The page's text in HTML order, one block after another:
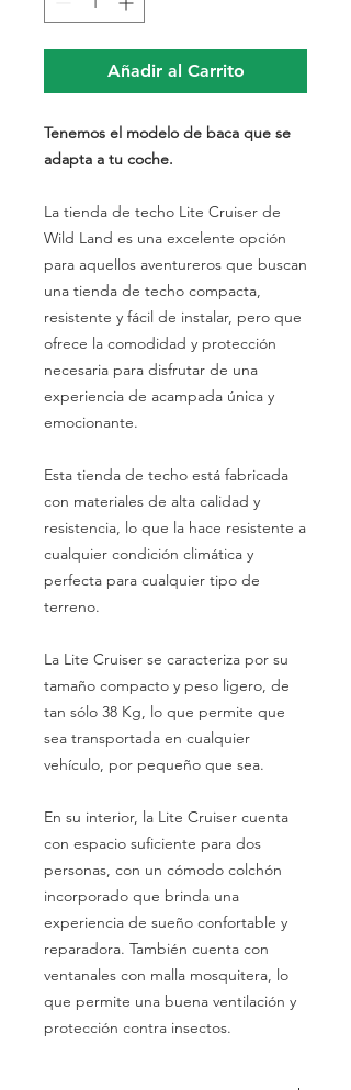
Añadir al Carrito
Tenemos el modelo de baca que se
adapta a tu coche.
La tienda de techo Lite Cruiser de
Wild Land es una excelente opción
para aquellos aventureros que buscan
una tienda de techo compacta,
resistente y fácil de instalar, pero que
ofrece la comodidad y protección
necesaria para disfrutar de una
experiencia de acampada única y
emocionante.
Esta tienda de techo está fabricada
con materiales de alta calidad y
resistencia, lo que la hace resistente a
cualquier condición climática y
perfecta para cualquier tipo de
terreno.
La Lite Cruiser se caracteriza por su
tamaño compacto y peso ligero, de
tan sólo 38 Kg, lo que permite que
sea transportada en cualquier
vehículo, por pequeño que sea.
En su interior, la Lite Cruiser cuenta
con espacio suficiente para dos
personas, con un cómodo colchón
incorporado que brinda una
experiencia de sueño confortable y
reparadora. También cuenta con
ventanales con malla mosquitera, lo
que permite una buena ventilación y
protección contra insectos.